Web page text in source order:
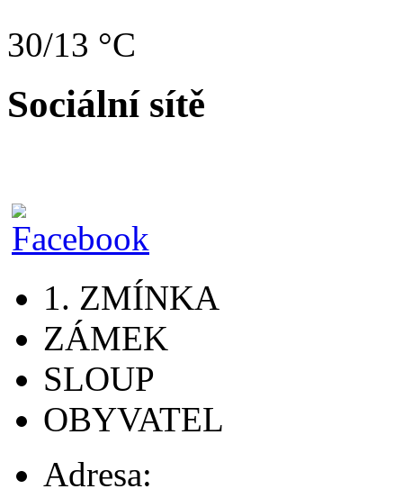
30/13 °C
Sociální sítě
1. ZMÍNKA
ZÁMEK
SLOUP
OBYVATEL
Adresa: